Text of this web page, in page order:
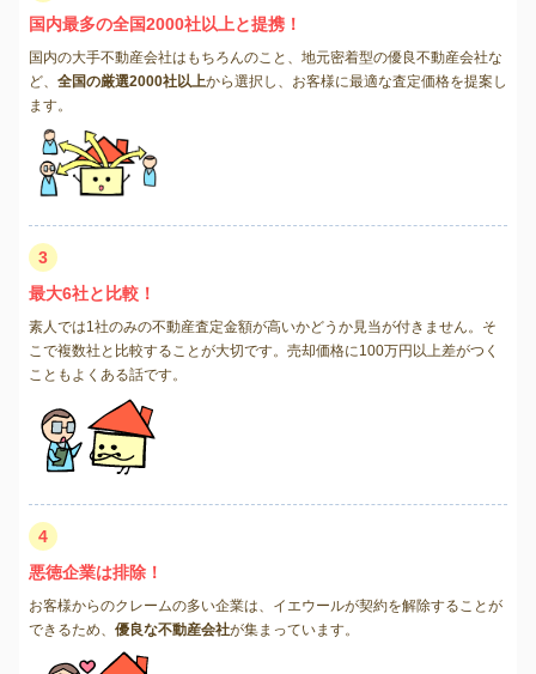
国内最多の全国2000社以上と提携！
国内の大手不動産会社はもちろんのこと、地元密着型の優良不動産会社な
ど、 全国の厳選2000社以上から選択し、お客様に最適な査定価格を提案し
ます。
3
最大6社と比較！
素人では1社のみの不動産査定金額が高いかどうか見当が付きません。そ
こで複数社と比較することが大切です。売却価格に100万円以上差がつく
こともよくある話です。
4
悪徳企業は排除！
お客様からのクレームの多い企業は、イエウールが契約を解除することが
できるため、 優良な不動産会社が集まっています。